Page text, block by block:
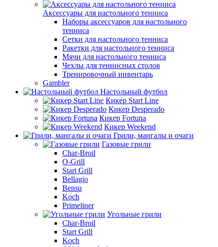
Аксессуары для настольного тенниса
Наборы аксессуаров для настольного
тенниса
Сетки для настольного тенниса
Ракетки для настольного тенниса
Мячи для настольного тенниса
Чехлы для теннисных столов
Тренировочный инвентарь
Gambler
Настольный футбол
Кикер Start Line
Кикер Desperado
Кикер Fortuna
Кикер Weekend
Грили, мангалы и очаги
Газовые грили
Char-Broil
O-Grill
Start Grill
Bellagio
Bensu
Koch
Primeliner
Угольные грили
Char-Broil
Start Grill
Koch